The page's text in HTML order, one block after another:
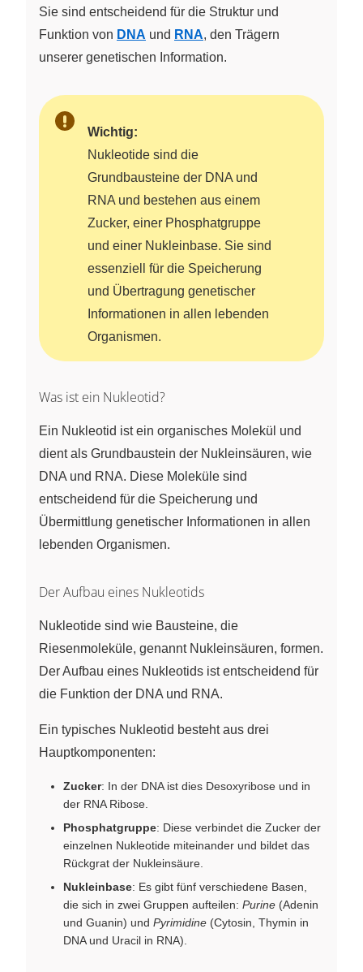
Sie sind entscheidend für die Struktur und
Funktion von DNA und RNA, den Trägern
unserer genetischen Information.
Wichtig:
Nukleotide sind die
Grundbausteine der DNA und
RNA und bestehen aus einem
Zucker, einer Phosphatgruppe
und einer Nukleinbase. Sie sind
essenziell für die Speicherung
und Übertragung genetischer
Informationen in allen lebenden
Organismen.
Was ist ein Nukleotid?
Ein Nukleotid ist ein organisches Molekül und
dient als Grundbaustein der Nukleinsäuren, wie
DNA und RNA. Diese Moleküle sind
entscheidend für die Speicherung und
Übermittlung genetischer Informationen in allen
lebenden Organismen.
Der Aufbau eines Nukleotids
Nukleotide sind wie Bausteine, die
Riesenmoleküle, genannt Nukleinsäuren, formen.
Der Aufbau eines Nukleotids ist entscheidend für
die Funktion der DNA und RNA.
Ein typisches Nukleotid besteht aus drei
Hauptkomponenten:
Zucker: In der DNA ist dies Desoxyribose und in
der RNA Ribose.
Phosphatgruppe: Diese verbindet die Zucker der
einzelnen Nukleotide miteinander und bildet das
Rückgrat der Nukleinsäure.
Nukleinbase: Es gibt fünf verschiedene Basen,
die sich in zwei Gruppen aufteilen: Purine (Adenin
und Guanin) und Pyrimidine (Cytosin, Thymin in
DNA und Uracil in RNA).